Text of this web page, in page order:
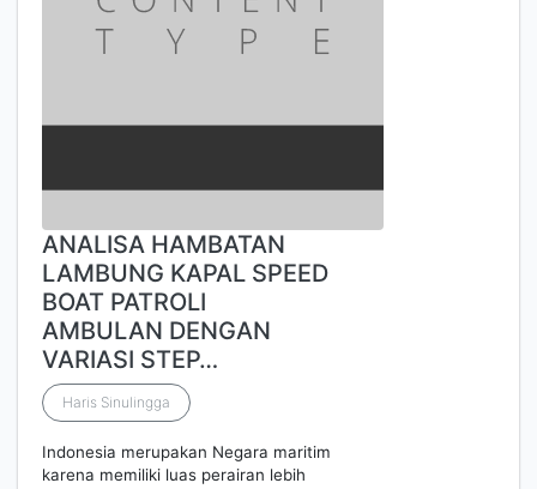
ANALISA HAMBATAN
LAMBUNG KAPAL SPEED
BOAT PATROLI
AMBULAN DENGAN
VARIASI STEP…
Haris Sinulingga
Indonesia merupakan Negara maritim
karena memiliki luas perairan lebih